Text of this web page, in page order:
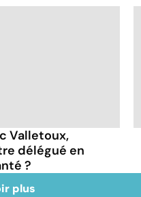
Valletoux,
délégué en
?
plus